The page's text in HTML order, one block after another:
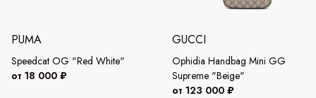
PUMA
Speedcat OG "Red White"
от 18 000 ₽
GUCCI
Ophidia Handbag Mini GG
Supreme "Beige"
от 123 000 ₽